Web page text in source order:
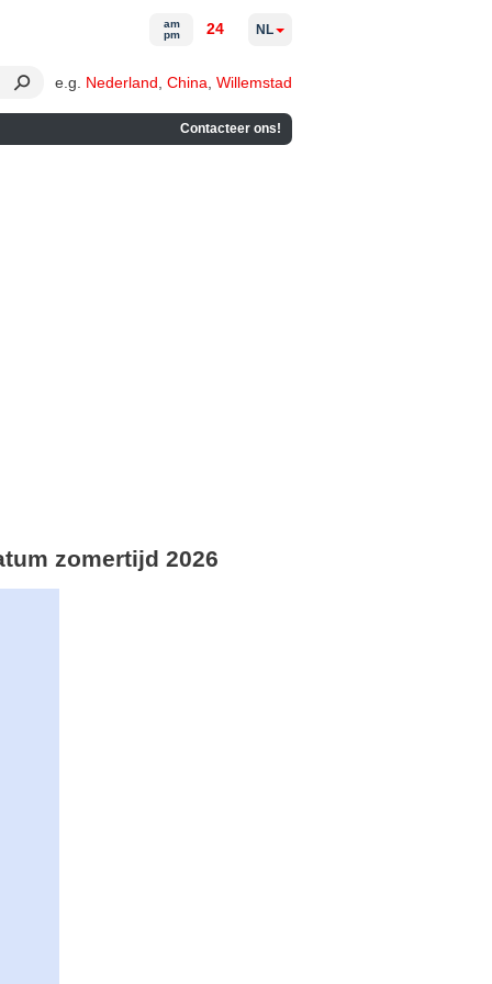
e.g. Nederland China Willemstad
Contacteer ons!
am
pm
24 NL
zomertijd 2026